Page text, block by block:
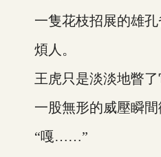
一隻花枝招展的雄孔
煩人。
王虎只是淡淡地瞥了
一股無形的威壓瞬間
“嘎……”